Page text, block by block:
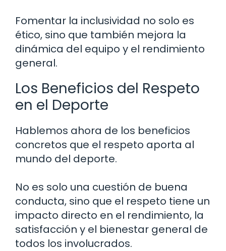
Fomentar la inclusividad no solo es
ético, sino que también mejora la
dinámica del equipo y el rendimiento
general.
Los Beneficios del Respeto
en el Deporte
Hablemos ahora de los beneficios
concretos que el respeto aporta al
mundo del deporte.
No es solo una cuestión de buena
conducta, sino que el respeto tiene un
impacto directo en el rendimiento, la
satisfacción y el bienestar general de
todos los involucrados.